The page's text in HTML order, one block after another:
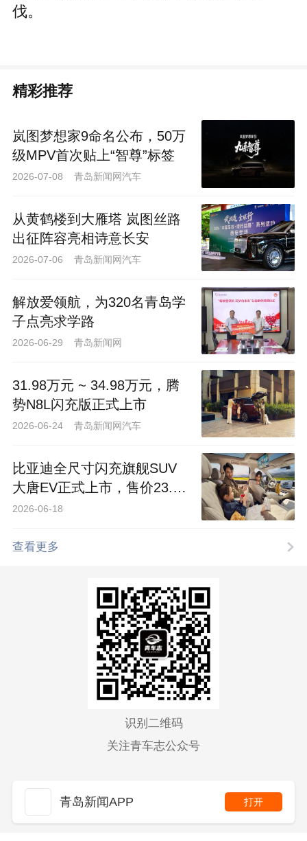
伐。
精彩推荐
岚图梦想家9命名公布，50万
级MPV首次贴上“智尊”标签
2026-07-08 青岛新闻网汽车
从黄鹤楼到大雁塔 岚图丝路
出征阵容亮相诗意长安
2026-07-06 青岛新闻网汽车
解放爱领航，为320名青岛学
子点亮求学路
2026-06-29 青岛新闻网
31.98万元 ~ 34.98万元，腾
势N8L闪充版正式上市
2026-06-24 青岛新闻网汽车
​比亚迪全尺寸闪充旗舰SUV
大唐EV正式上市，售价23.99
万～30.99万元
2026-06-18
查看更多
识别二维码
关注青车志公众号
青岛新闻APP 打开